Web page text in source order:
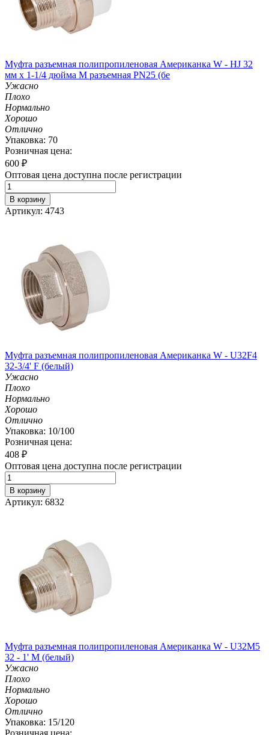
Муфта разъемная полипропиленовая Американка W - HJ 32
мм х 1-1/4 дюйма M разъемная PN25 (бе
Ужасно
Плохо
Нормально
Хорошо
Отлично
Упаковка: 70
Розничная цена:
600 ₽
Оптовая цена доступна после регистрации
В корзину
Артикул: 4743
Муфта разъемная полипропиленовая Американка W - U32F4
32-3/4' F (белый)
Ужасно
Плохо
Нормально
Хорошо
Отлично
Упаковка: 10/100
Розничная цена:
408 ₽
Оптовая цена доступна после регистрации
В корзину
Артикул: 6832
Муфта разъемная полипропиленовая Американка W - U32M5
32 - 1' M (белый)
Ужасно
Плохо
Нормально
Хорошо
Отлично
Упаковка: 15/120
Розничная цена: